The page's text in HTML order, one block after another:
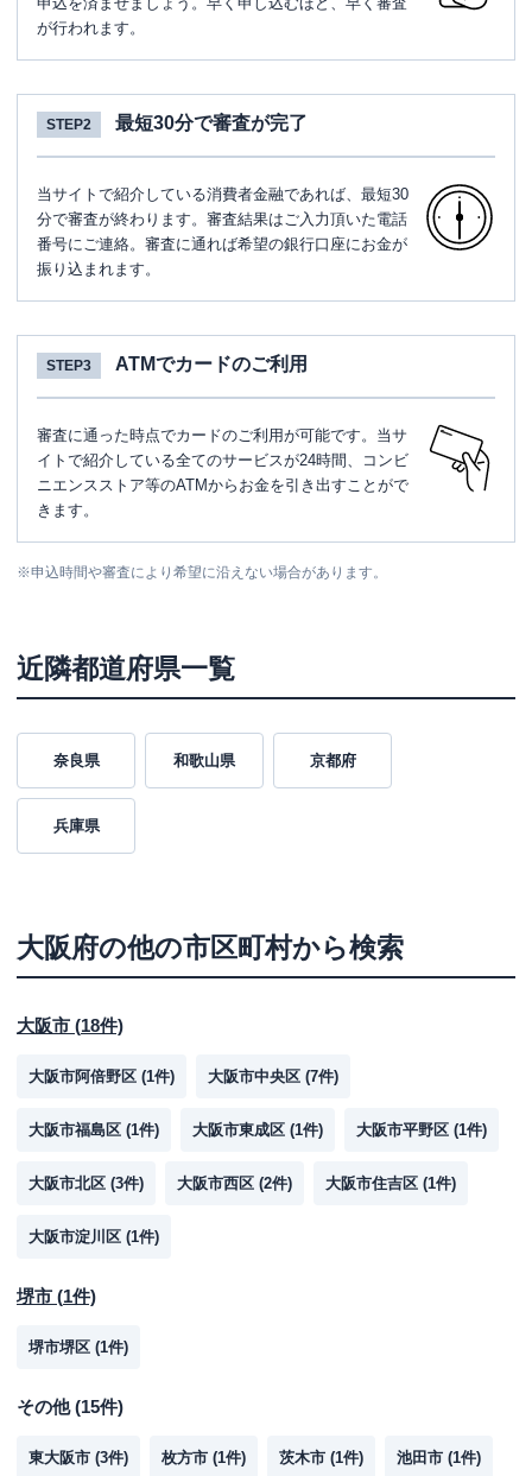
が行われます。
STEP2 最短30分で審査が完了
当サイトで紹介している消費者金融であれば、最短30
分で審査が終わります。審査結果はご入力頂いた電話
番号にご連絡。審査に通れば希望の銀行口座にお金が
振り込まれます。
STEP3 ATMでカードのご利用
審査に通った時点でカードのご利用が可能です。当サ
イトで紹介している全てのサービスが24時間、コンビ
ニエンスストア等のATMからお金を引き出すことがで
きます。
※申込時間や審査により希望に沿えない場合があります。
近隣都道府県一覧
奈良県 和歌山県 京都府
兵庫県
大阪府の他の市区町村から検索
大阪市 (18件)
大阪市阿倍野区 (1件) 大阪市中央区 (7件)
大阪市福島区 (1件) 大阪市東成区 (1件) 大阪市平野区 (1件)
大阪市北区 (3件) 大阪市西区 (2件) 大阪市住吉区 (1件)
大阪市淀川区 (1件)
堺市 (1件)
堺市堺区 (1件)
その他(15件)
東大阪市 (3件) 枚方市 (1件) 茨木市 (1件) 池田市 (1件)